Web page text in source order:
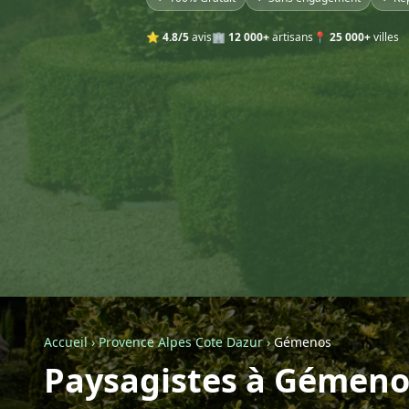
⭐ 4.8/5avis🏢 12 000+artisans 📍 25 000+villes
Accueil›Provence Alpes Cote Dazur›Gémenos
Paysagistes à